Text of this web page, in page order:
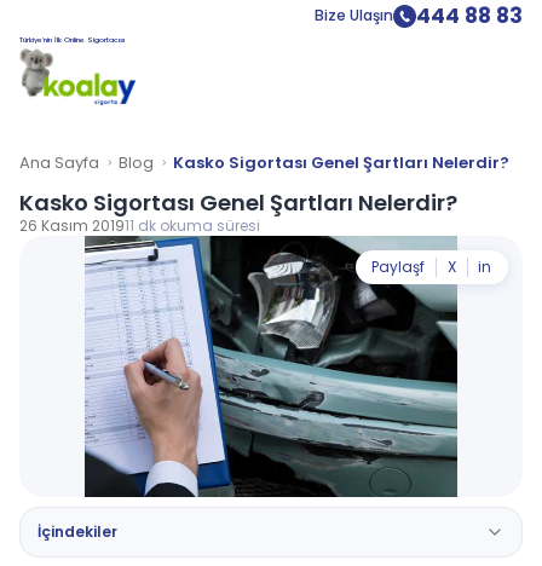
Bize Ulaşın 444 88 83
Türkiye’nin İlk Online Sigortacısı
Ana Sayfa Blog Kasko Sigortası Genel Şartları Nelerdir?
Kasko Sigortası Genel Şartları Nelerdir?
26 Kasım 201911 dk okuma süresi
Paylaşf X in
İçindekiler